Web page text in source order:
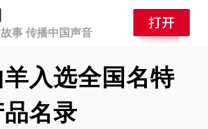
事 传播中国声音
入选全国名特
名录